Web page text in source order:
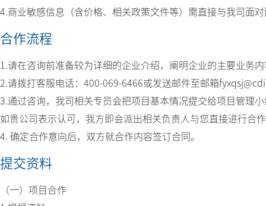
4.商业敏感信息（含价格、相关政策文件等）需直接与我司面
合作流程
1.请在咨询前准备较为详细的企业介绍，阐明企业的主要业务
2.请拨打客服电话：400-069-6466或发送邮件至邮箱
3.通过咨询，我司相关专员会把项目基本情况提交给项目管理
如贵公司表示认可，我方即会派出相关负责人与您直接进行合
4. 确定合作意向后，双方就合作内容签订合同。
提交资料
（一）项目合作